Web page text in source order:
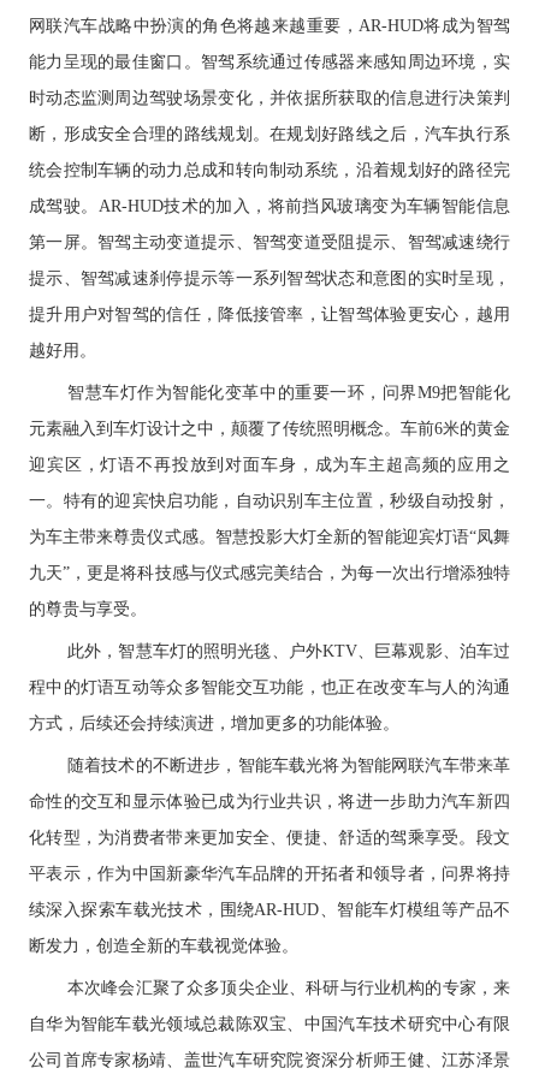
网联汽车战略中扮演的角色将越来越重要，AR-HUD将成为智驾
能力呈现的最佳窗口。智驾系统通过传感器来感知周边环境，实
时动态监测周边驾驶场景变化，并依据所获取的信息进行决策判
断，形成安全合理的路线规划。在规划好路线之后，汽车执行系
统会控制车辆的动力总成和转向制动系统，沿着规划好的路径完
成驾驶。AR-HUD技术的加入，将前挡风玻璃变为车辆智能信息
第一屏。智驾主动变道提示、智驾变道受阻提示、智驾减速绕行
提示、智驾减速刹停提示等一系列智驾状态和意图的实时呈现，
提升用户对智驾的信任，降低接管率，让智驾体验更安心，越用
越好用。
智慧车灯作为智能化变革中的重要一环，问界M9把智能化
元素融入到车灯设计之中，颠覆了传统照明概念。车前6米的黄金
迎宾区，灯语不再投放到对面车身，成为车主超 高频的应用之
一。特有的迎宾快启功能，自动识别车主位置，秒级自动投射，
为车主带来尊贵仪式感。智慧投影大灯全新的智能迎宾灯语“凤舞
九天”，更是将科技感与仪式感完美结合，为每一次出行增添独特
的尊贵与享受。
此外，智慧车灯的照明光毯、户外KTV、巨幕观影、泊车过
程中的灯语互动等众多智能交互功能，也正在改变车与人的沟通
方式，后续还会持续演进，增加更多的功能体验。
随着技术的不断进步，智能车载光将为智能网联汽车带来革
命性的交互和显示体验已成为行业共识，将进一步助力汽车新四
化转型，为消费者带来更加安全、便捷、舒适的驾乘享受。段文
平表示，作为中国新豪华汽车品牌的开拓者和领导者，问界将持
续深入探索车载光技术，围绕AR-HUD、智能车灯模组 等产品不
断发力，创造全新的车载视觉体验。
本次峰会汇聚了众多顶尖企业、科研与行业机构的专家，来
自华为智能车载光领域总裁陈双宝、中国汽车技术研究中心有限
公司首席专家杨靖、盖世汽车研究院资深分析师王健、江苏泽景